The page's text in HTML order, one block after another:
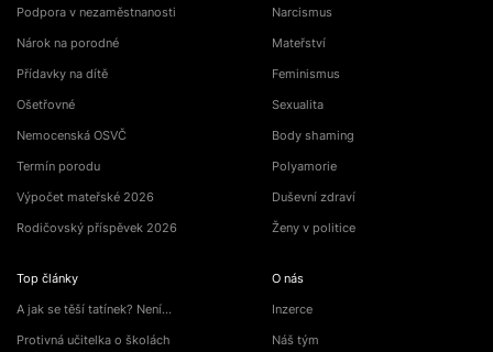
Podpora v nezaměstnanosti
Nárok na porodné
Přídavky na dítě
Ošetřovné
Nemocenská OSVČ
Termín porodu
Výpočet mateřské 2026
Rodičovský příspěvek 2026
Top články
A jak se těší tatínek? Není…
Protivná učitelka o školách
Narcismus
Mateřství
Feminismus
Sexualita
Body shaming
Polyamorie
Duševní zdraví
Ženy v politice
O nás
Inzerce
Náš tým